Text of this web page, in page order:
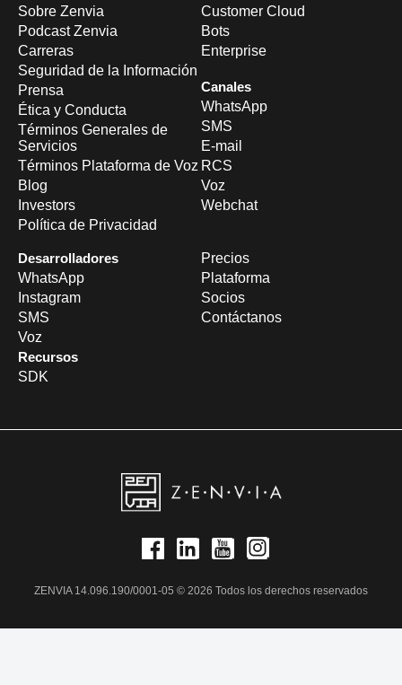
Sobre Zenvia
Podcast Zenvia
Carreras
Seguridad de la Información
Prensa
Ética y Conducta
Términos Generales de
Servicios
Términos Plataforma de Voz
Blog
Investors
Política de Privacidad
Customer Cloud
Bots
Enterprise
Canales
WhatsApp
SMS
E-mail
RCS
Voz
Webchat
Desarrolladores
WhatsApp
Instagram
SMS
Voz
Recursos
SDK
Precios
Plataforma
Socios
Contáctanos
ZENVIA 14.096.190/0001-05 © 2026 Todos los derechos reservados